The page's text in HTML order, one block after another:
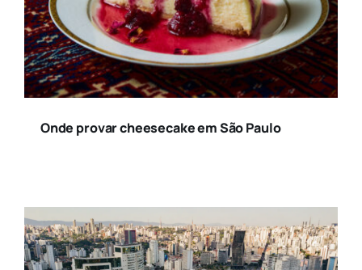
Onde provar cheesecake em São Paulo